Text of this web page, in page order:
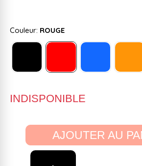
Couleur: ROUGE
INDISPONIBLE
AJOUTER AU